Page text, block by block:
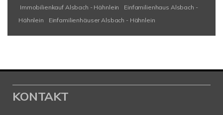
Immobilienkauf Alsbach - Hähnlein
Einfamilienhaus Alsbach -
Hähnlein
Einfamilienhäuser Alsbach - Hähnlein
KONTAKT